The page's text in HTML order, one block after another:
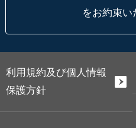
をお約束い
利用規約及び個人情報
保護方針